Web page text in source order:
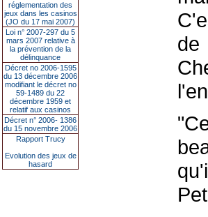
réglementation des
jeux dans les casinos
(JO du 17 mai 2007)
Loi n° 2007-297 du 5
mars 2007 relative à
la prévention de la
délinquance
Décret no 2006-1595
du 13 décembre 2006
modifiant le décret no
59-1489 du 22
décembre 1959 et
relatif aux casinos
Décret n° 2006- 1386
du 15 novembre 2006
Rapport Trucy
Evolution des jeux de
hasard